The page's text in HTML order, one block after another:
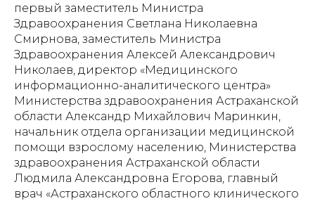
первый заместитель Министра
Здравоохранения Светлана Николаевна
Смирнова, заместитель Министра
Здравоохранения Алексей Александрович
Николаев, директор «Медицинского
информационно-аналитического центра»
Министерства здравоохранения Астраханской
области Александр Михайлович Маринкин,
начальник отдела организации медицинской
помощи взрослому населению, Министерства
здравоохранения Астраханской области
Людмила Александровна Егорова, главный
врач «Астраханского областного клинического